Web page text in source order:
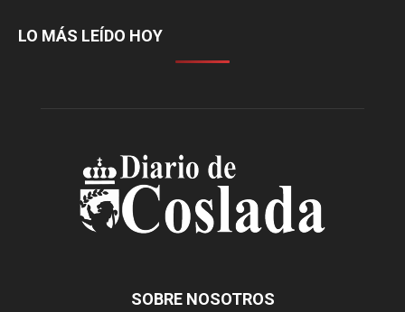
LO MÁS LEÍDO HOY
SOBRE NOSOTROS